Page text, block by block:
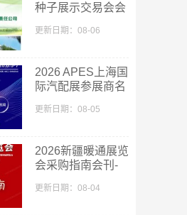
种子展示交易会会
展商名录
更新日期：08-06
2026 APES上海国
际汽配展参展商名
更新日期：08-05
2026新疆暖通展览
会采购指南会刊-
更新日期：08-04